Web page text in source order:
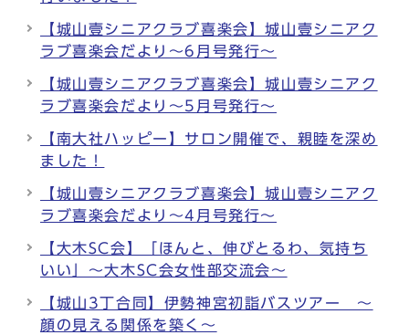
【城山壹シニアクラブ喜楽会】城山壹シニアク
ラブ喜楽会だより～6月号発行～
【城山壹シニアクラブ喜楽会】城山壹シニアク
ラブ喜楽会だより～5月号発行～
【南大社ハッピー】サロン開催で、親睦を深め
ました！
【城山壹シニアクラブ喜楽会】城山壹シニアク
ラブ喜楽会だより～4月号発行～
【大木SC会】「ほんと、伸びとるわ、気持ち
いい」～大木SC会女性部交流会～
【城山3丁合同】伊勢神宮初詣バスツアー ～
顔の見える関係を築く～